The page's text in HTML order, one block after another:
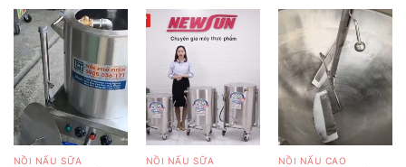
NỒI NẤU SỮA NỒI NẤU SỮA NỒI NẤU CAO